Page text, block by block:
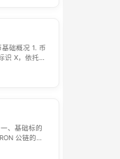
础概况 1. 币
识 X，依托公
整体体量偏
、基础标的
公链的去
台原生通证。